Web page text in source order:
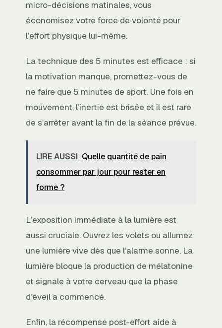
micro-décisions matinales, vous
économisez votre force de volonté pour
l’effort physique lui-même.
La technique des 5 minutes est efficace : si
la motivation manque, promettez-vous de
ne faire que 5 minutes de sport. Une fois en
mouvement, l’inertie est brisée et il est rare
de s’arrêter avant la fin de la séance prévue.
LIRE AUSSI Quelle quantité de pain
consommer par jour pour rester en
forme ?
L’exposition immédiate à la lumière est
aussi cruciale. Ouvrez les volets ou allumez
une lumière vive dès que l’alarme sonne. La
lumière bloque la production de mélatonine
et signale à votre cerveau que la phase
d’éveil a commencé.
Enfin, la récompense post-effort aide à